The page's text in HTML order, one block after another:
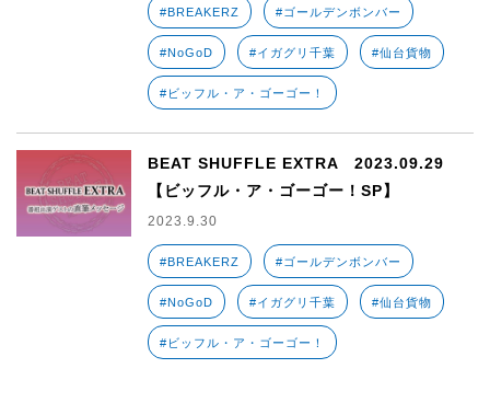
#BREAKERZ #ゴールデンボンバー
#NoGoD #イガグリ千葉 #仙台貨物
#ビッフル・ア・ゴーゴー！
BEAT SHUFFLE EXTRA 2023.09.29
【ビッフル・ア・ゴーゴー！SP】
2023.9.30
#BREAKERZ #ゴールデンボンバー
#NoGoD #イガグリ千葉 #仙台貨物
#ビッフル・ア・ゴーゴー！